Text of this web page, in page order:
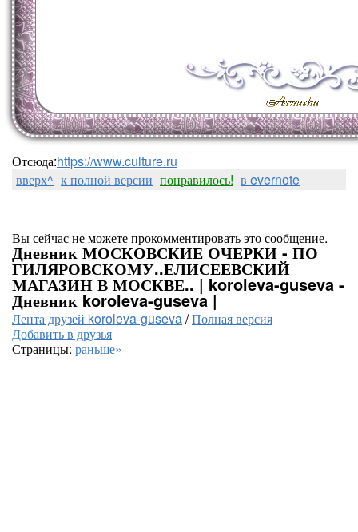
Отсюда:https://www.culture.ru
вверх^ к полной версии понравилось! в evernote
Вы сейчас не можете прокомментировать это сообщение.
Дневник МОСКОВСКИЕ ОЧЕРКИ - ПО
ГИЛЯРОВСКОМУ..ЕЛИСЕЕВСКИЙ
МАГАЗИН В МОСКВЕ.. | koroleva-guseva -
Дневник koroleva-guseva |
Лента друзей koroleva-guseva/Полная версия
Добавить в друзья
Страницы: раньше»